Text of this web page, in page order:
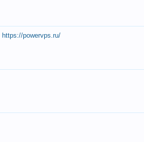
https://powervps.ru/